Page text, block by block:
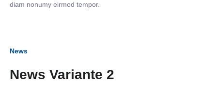
diam nonumy eirmod tempor.
News
News Variante 2